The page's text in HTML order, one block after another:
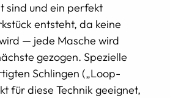
sind und ein perfekt
entsteht, da keine
— jede Masche wird
gezogen. Spezielle
Schlingen („Loop-
für diese Technik geeignet,